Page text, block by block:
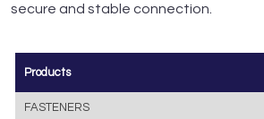
Products
FASTENERS
secure and stable connection.